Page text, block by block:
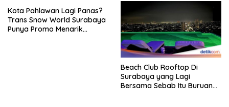
Kota Pahlawan Lagi Panas?
Trans Snow World Surabaya
Punya Promo Menarik
Beach Club Rooftop Di
Surabaya yang Lagi
Bersama Sebab Itu Buruan